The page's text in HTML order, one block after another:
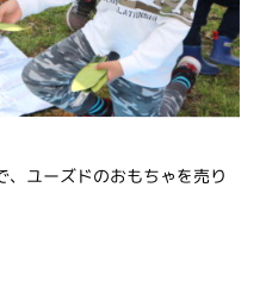
、ユーズドのおもちゃを売り